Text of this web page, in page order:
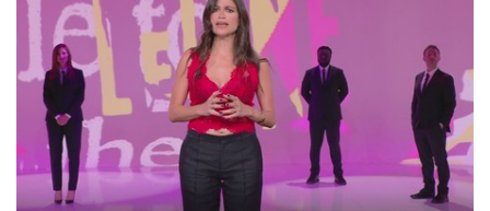
vicenda mettendo in fila testimonianze, errori, dettagli
controversi e i protagonisti di un'indagine che sembra non avere
fine.